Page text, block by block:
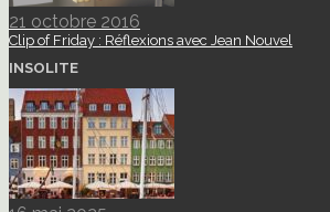
21 octobre 2016
Clip of Friday : Réflexions avec Jean Nouvel
INSOLITE